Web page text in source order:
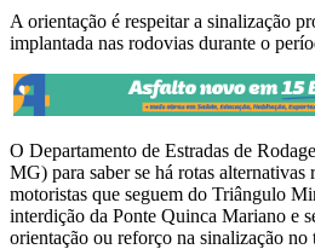
A orientação é respeitar a sinalização
implantada nas rodovias durante o
O Departamento de Estradas de
MG) para saber se há rotas alternativas
motoristas que seguem do Triângulo
interdição da Ponte Quinca Mariano e
orientação ou reforço na sinalização no